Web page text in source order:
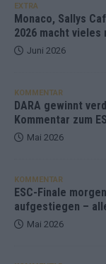
EXTRA
Monaco, Sallys
2026 macht vieles
Juni 2026
KOMMENTAR
DARA gewinnt
Kommentar zum
Mai 2026
KOMMENTAR
ESC-Finale
aufgestiegen –
Mai 2026